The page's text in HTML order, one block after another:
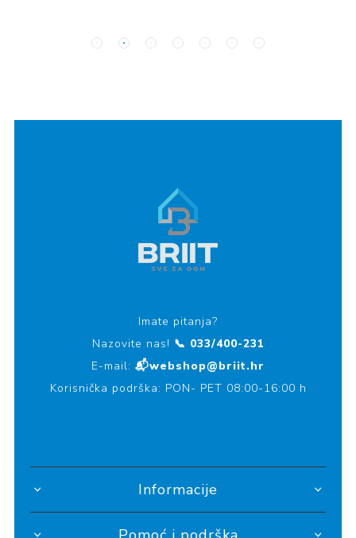
Imate pitanja?
Nazovite nas! 📞 033/400-231
E-mail: 📬webshop@briit.hr
Korisnička podrška: PON- PET 08:00-16:00 h
Informacije